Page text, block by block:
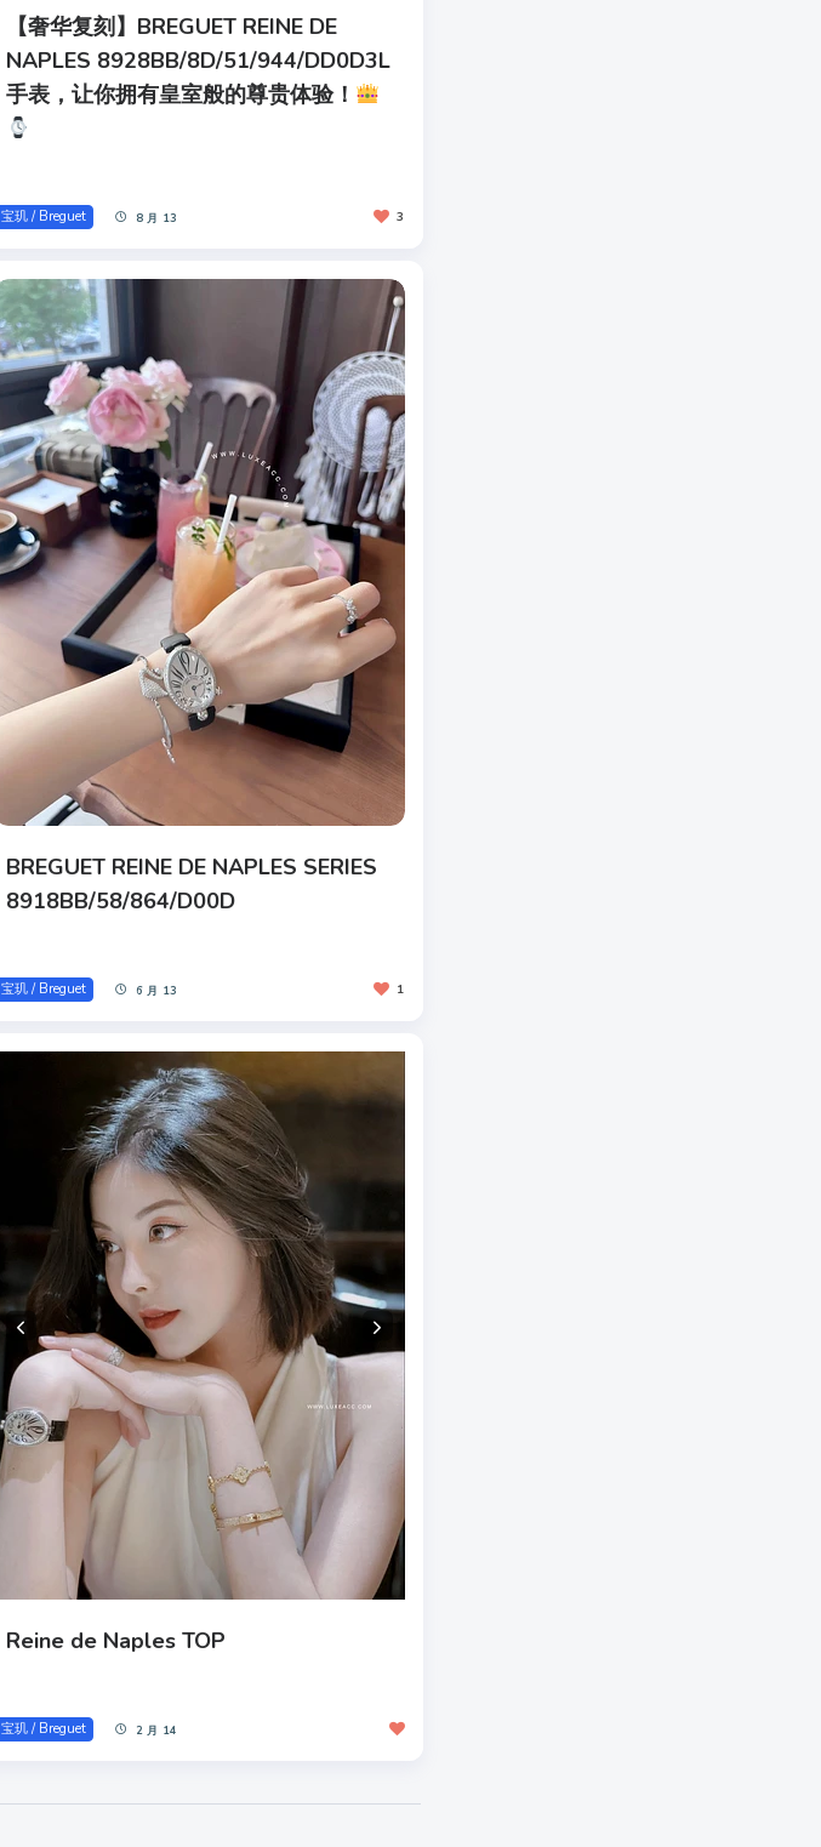
【奢华复刻】BREGUET REINE DE
NAPLES 8928BB/8D/51/944/DD0D3L
手表，让你拥有皇室般的尊贵体验！
宝玑 / Breguet 8 月 13 3
BREGUET REINE DE NAPLES SERIES
8918BB/58/864/D00D
宝玑 / Breguet 6 月 13 1
Reine de Naples TOP
宝玑 / Breguet 2 月 14